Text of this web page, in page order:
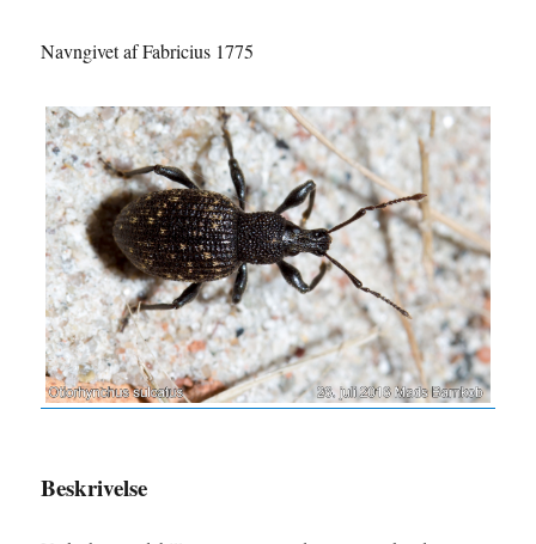
Navngivet af Fabricius 1775
Beskrivelse